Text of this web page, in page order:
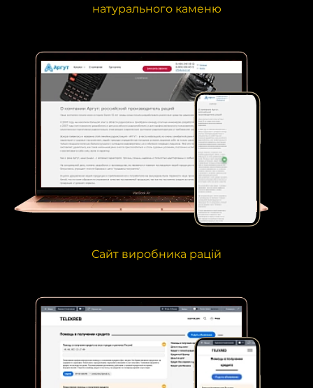
натурального каменю
Сайт виробника рацій